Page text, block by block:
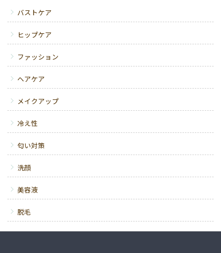
バストケア
ヒップケア
ファッション
ヘアケア
メイクアップ
冷え性
匂い対策
洗顔
美容液
脱毛